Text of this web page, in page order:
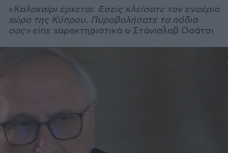
«Καλοκαίρι έρχεται. Εσείς κλείσατε τον εναέριο
χώρο της Κύπρου. Πυροβολήσατε τα πόδια
σας» είπε χαρακτηριστικά ο Στάνισλαβ Οσάτσι